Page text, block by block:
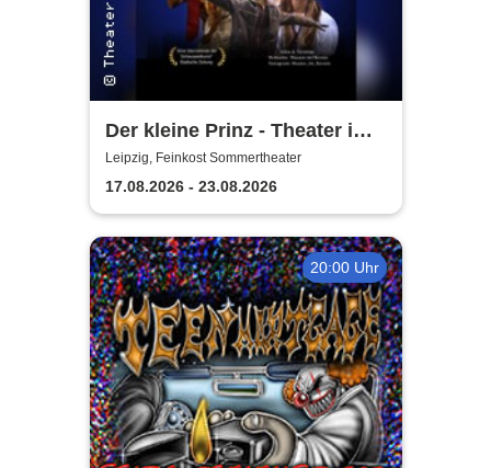
Der kleine Prinz - Theater im
Herzen
Leipzig, Feinkost Sommertheater
17.08.2026 - 23.08.2026
20:00 Uhr